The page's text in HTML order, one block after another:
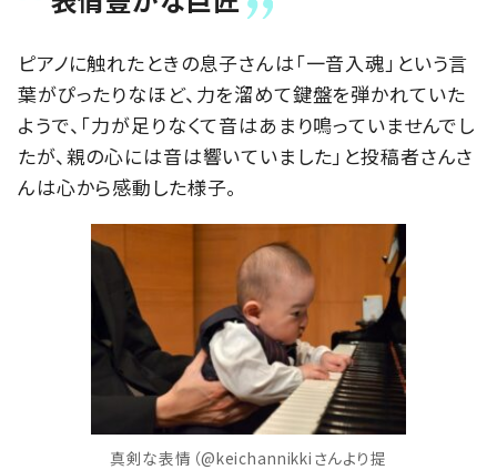
ピアノに触れたときの息子さんは「一音入魂」という言
葉がぴったりなほど、力を溜めて鍵盤を弾かれていた
ようで、「力が足りなくて音はあまり鳴っていませんでし
たが、親の心には音は響いていました」と投稿者さんさ
んは心から感動した様子。
真剣な表情（@keichannikkiさんより提